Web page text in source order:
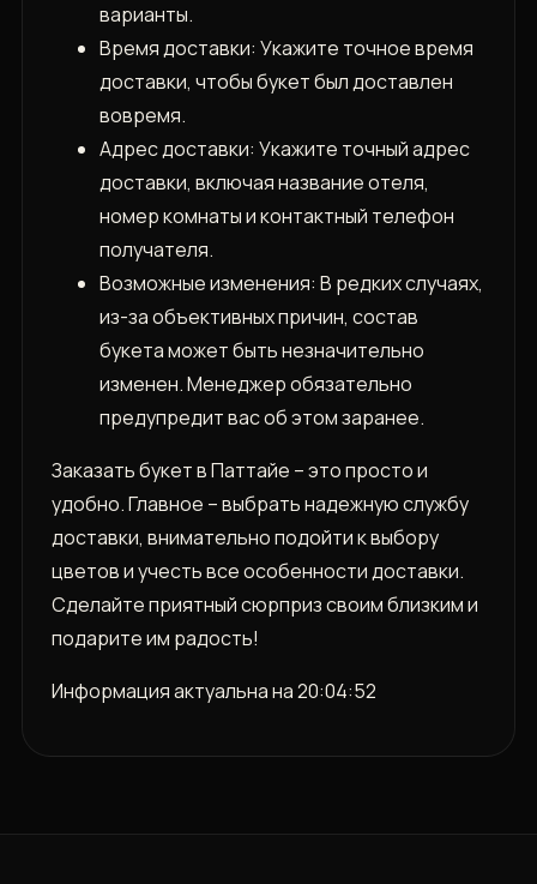
варианты.
Время доставки: Укажите точное время
доставки‚ чтобы букет был доставлен
вовремя.
Адрес доставки: Укажите точный адрес
доставки‚ включая название отеля‚
номер комнаты и контактный телефон
получателя.
Возможные изменения: В редких случаях‚
из-за объективных причин‚ состав
букета может быть незначительно
изменен. Менеджер обязательно
предупредит вас об этом заранее.
Заказать букет в Паттайе – это просто и
удобно. Главное – выбрать надежную службу
доставки‚ внимательно подойти к выбору
цветов и учесть все особенности доставки.
Сделайте приятный сюрприз своим близким и
подарите им радость!
Информация актуальна на 20:04:52